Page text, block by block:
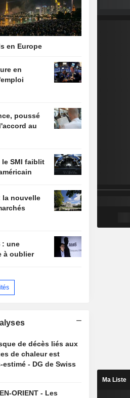
en Europe
en
poussé
au
SMI faiblit
la nouvelle
à oublier
de décès liés aux
de chaleur est
estimé - DG de Swiss
ORIENT - Les
Ma Liste